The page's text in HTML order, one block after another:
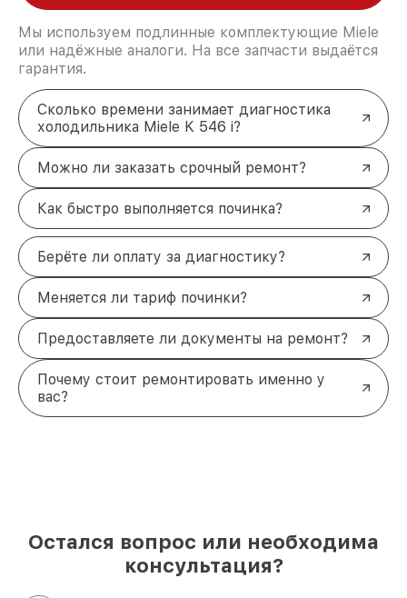
Мы используем подлинные комплектующие Miele
или надёжные аналоги. На все запчасти выдаётся
гарантия.
Сколько времени занимает диагностика
холодильника Miele K 546 i?
Можно ли заказать срочный ремонт?
Как быстро выполняется починка?
Берёте ли оплату за диагностику?
Меняется ли тариф починки?
Предоставляете ли документы на ремонт?
Почему стоит ремонтировать именно у
вас?
Остался вопрос или необходима
консультация?